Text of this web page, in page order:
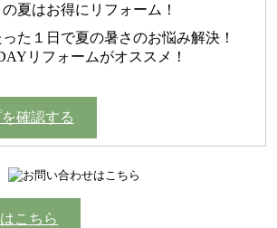
の夏はお得にリフォーム！
った１日で夏の暑さのお悩み解決！
リフォームがオススメ！
確認する
こちら